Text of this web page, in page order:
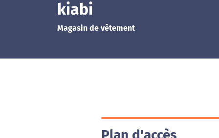
kiabi
Magasin de vêtement